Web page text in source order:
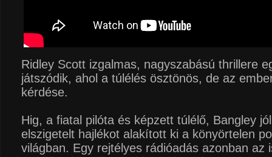
Ridley Scott izgalmas, nagyszabású thrillere
játszódik, ahol a túlélés ösztönös, de az
kérdése.
Hig, a fiatal pilóta és képzett túlélő, Bangley
elszigetelt hajlékot alakított ki a könyörtelen
világban. Egy rejtélyes rádióadás azonban az